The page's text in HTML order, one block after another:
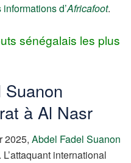
informations d’Africafoot.
sénégalais les plus
Suanon
à Al Nasr
2025, Abdel Fadel Suanon
international